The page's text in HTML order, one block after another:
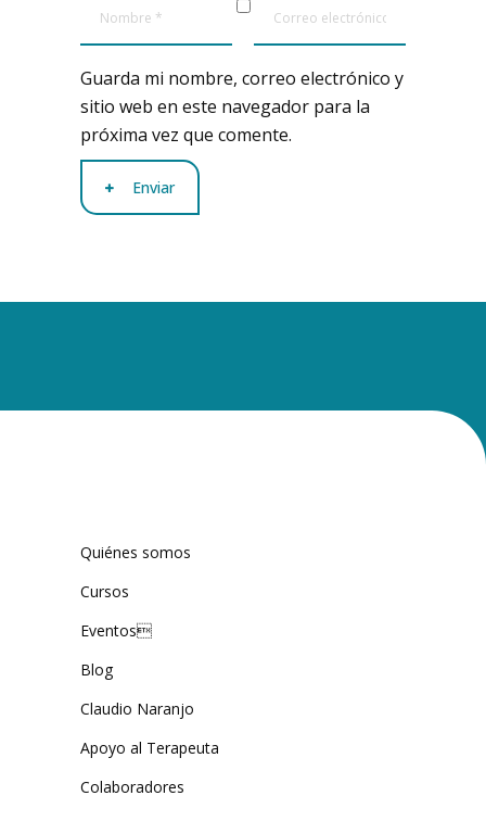
Guarda mi nombre, correo electrónico y
sitio web en este navegador para la
próxima vez que comente.
Enviar
Quiénes somos
Cursos
Eventos
Blog
Claudio Naranjo
Apoyo al Terapeuta
Colaboradores